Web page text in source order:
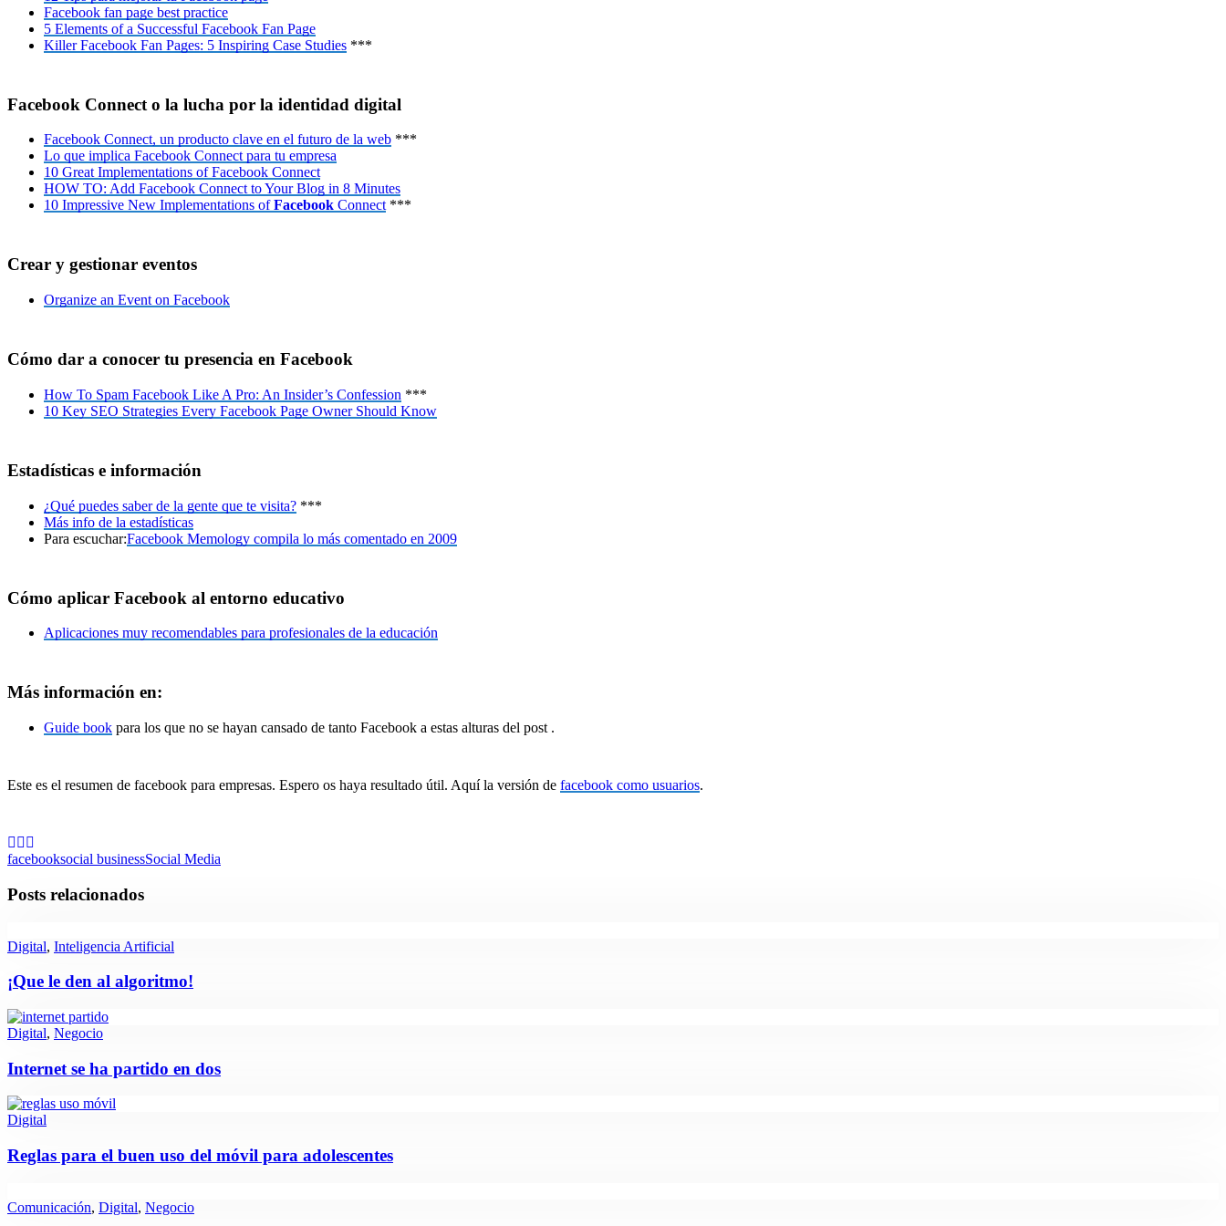
Facebook fan page best practice
5 Elements of a Successful Facebook Fan Page
Killer Facebook Fan Pages: 5 Inspiring Case Studies ***
Facebook Connect o la lucha por la identidad digital
Facebook Connect, un producto clave en el futuro de la web ***
Lo que implica Facebook Connect para tu empresa
10 Great Implementations of Facebook Connect
HOW TO: Add Facebook Connect to Your Blog in 8 Minutes
10 Impressive New Implementations ofFacebook Connect***
Crear y gestionar eventos
Organize an Event on Facebook
Cómo dar a conocer tu presencia en Facebook
How To Spam Facebook Like A Pro: An Insider’s Confession ***
10 Key SEO Strategies Every Facebook Page Owner Should Know
Estadísticas e información
¿Qué puedes saber de la gente que te visita? ***
Más info de la estadísticas
Para escuchar:Facebook Memology compila lo más comentado en 2009
Cómo aplicar Facebook al entorno educativo
Aplicaciones muy recomendables para profesionales de la educación
Más información en:
Guide book para los que no se hayan cansado de tanto Facebook a estas alturas del post .
Este es el resumen de facebook para empresas. Espero os haya resultado útil. Aquí la versión de facebook como usuarios.
facebooksocial businessSocial Media
Posts relacionados
Digital, Inteligencia Artificial
¡Que le den al algoritmo!
Digital, Negocio
Internet se ha partido en dos
Digital
Reglas para el buen uso del móvil para adolescentes
Comunicación, Digital, Negocio